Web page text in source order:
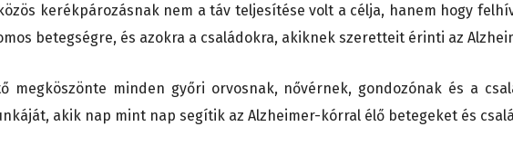
kerékpározásnak nem a táv teljesítése volt a célja, hanem hogy
betegségre, és azokra a családokra, akiknek szeretteit érinti az
megköszönte minden győri orvosnak, nővérnek, gondozónak és a
akik nap mint nap segítik az Alzheimer-kórral élő betegeket és